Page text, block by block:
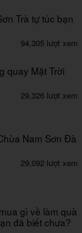
Trà tự túc bạn
94,305 lượt xem
quay Mặt Trời
29,326 lượt xem
Nam Sơn Đà
29,092 lượt xem
gì về làm quà
đã biết chưa?